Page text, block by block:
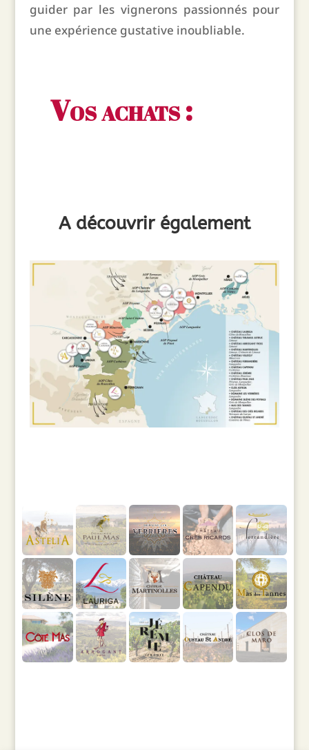
guider par les vignerons passionnés pour
une expérience gustative inoubliable.
Vos achats :
A découvrir également